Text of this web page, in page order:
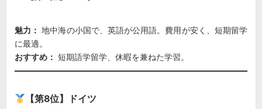
魅力： 地中海の小国で、英語が公用語。費用が安く、短期留学
に最適。
おすすめ： 短期語学留学、休暇を兼ねた学習。
【第8位】ドイツ